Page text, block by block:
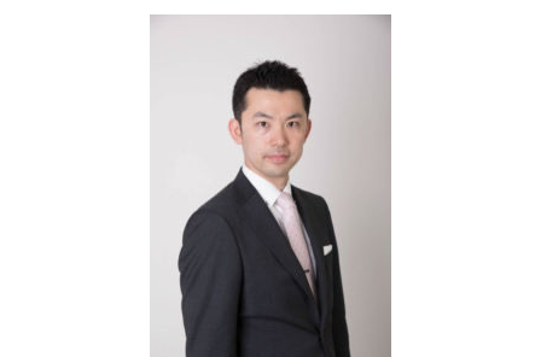
相続税 申告漏れ
相続時精算課税制度 デメリット
株式会社 設立 費用
相対的 記載 事項
不動産 所得 確定申告 しない
住宅ローン控除 必要書類
確定申告 不動産 所得 書き方
家賃 収入 確定申告
アパート経営 確定申告
住宅ローン控除 計算
住宅ローン 控除 年末調整
青色 申告 不動産 所得 サラリーマン
不動産 確定申告 中野区 会計士
会社設立 東京都 税理士
不動産 確定申告 新宿区 税理士
会社設立 文京区 税理士
生前対策 神奈川県 会計士
生前対策 文京区 会計士
会社設立 新宿区 相談
会社設立 千葉県 会計士
生前対策 文京区 税理士
不動産 確定申告 埼玉県 会計士